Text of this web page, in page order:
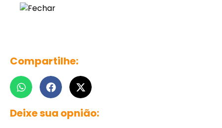
Compartilhe:
Deixe sua opnião: